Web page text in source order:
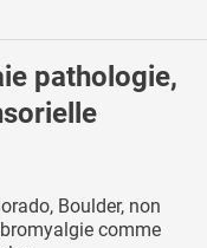
pathologie,
Boulder, non
comme